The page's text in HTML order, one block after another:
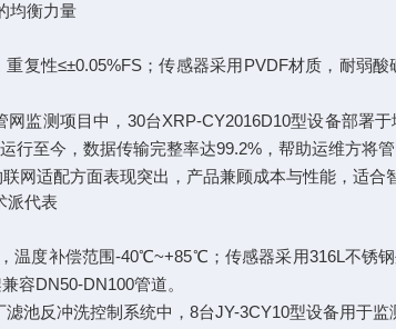
均衡力量
重复性≤±0.05%FS；传感器采用PVDF材质，耐弱
网监测项目中，30台XRP-CY2016D10型设备部
行至今，数据传输完整率达99.2%，帮助运维方将
网适配方面表现突出，产品兼顾成本与性能，适合
派代表
，温度补偿范围-40℃~+85℃；传感器采用316L不锈
容DN50-DN100管道。
滤池反冲洗控制系统中，8台JY-3CY10型设备用于